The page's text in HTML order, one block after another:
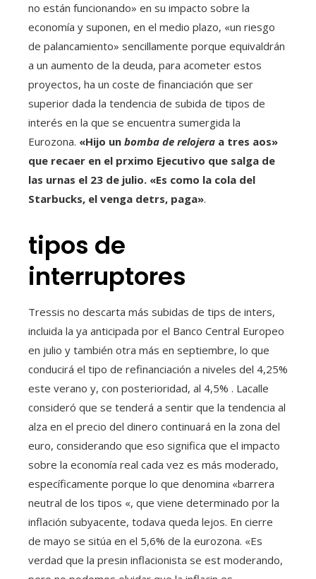
no están funcionando» en su impacto sobre la
economía y suponen, en el medio plazo, «un riesgo
de palancamiento» sencillamente porque equivaldrán
a un aumento de la deuda, para acometer estos
proyectos, ha un coste de financiación que ser
superior dada la tendencia de subida de tipos de
interés en la que se encuentra sumergida la
Eurozona. «Hijo un bomba de relojera a tres aos»
que recaer en el prximo Ejecutivo que salga de
las urnas el 23 de julio. «Es como la cola del
Starbucks, el venga detrs, paga».
tipos de
interruptores
Tressis no descarta más subidas de tips de inters,
incluida la ya anticipada por el Banco Central Europeo
en julio y también otra más en septiembre, lo que
conducirá el tipo de refinanciación a niveles del 4,25%
este verano y, con posterioridad, al 4,5% . Lacalle
consideró que se tenderá a sentir que la tendencia al
alza en el precio del dinero continuará en la zona del
euro, considerando que eso significa que el impacto
sobre la economía real cada vez es más moderado,
específicamente porque lo que denomina «barrera
neutral de los tipos «, que viene determinado por la
inflación subyacente, todava queda lejos. En cierre
de mayo se sitúa en el 5,6% de la eurozona. «Es
verdad que la presin inflacionista se est moderando,